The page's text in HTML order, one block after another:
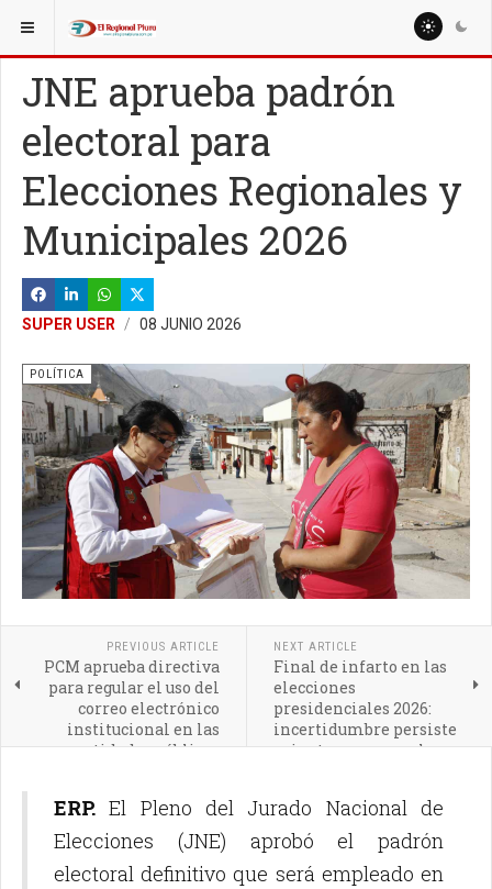
ESTÁ AQUÍ: NACIONALES
JNE aprueba padrón
electoral para
Elecciones Regionales y
Municipales 2026
SUPER USER 08 JUNIO 2026
POLÍTICA
PREVIOUS ARTICLE
PCM aprueba directiva
para regular el uso del
correo electrónico
institucional en las
entidades públicas
NEXT ARTICLE
Final de infarto en las
elecciones
presidenciales 2026:
incertidumbre persiste
mientras avanza el
ERP. El Pleno del Jurado Nacional de
Elecciones (JNE) aprobó el padrón
electoral definitivo que será empleado en